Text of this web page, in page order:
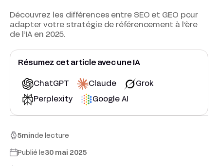
Découvrez les différences entre SEO et GEO pour
adapter votre stratégie de référencement à l’ère
de l’IA en 2025.
Résumez cet article avec une IA
ChatGPT Claude Grok
Perplexity Google AI
5minde lecture
Publié le30 mai 2025